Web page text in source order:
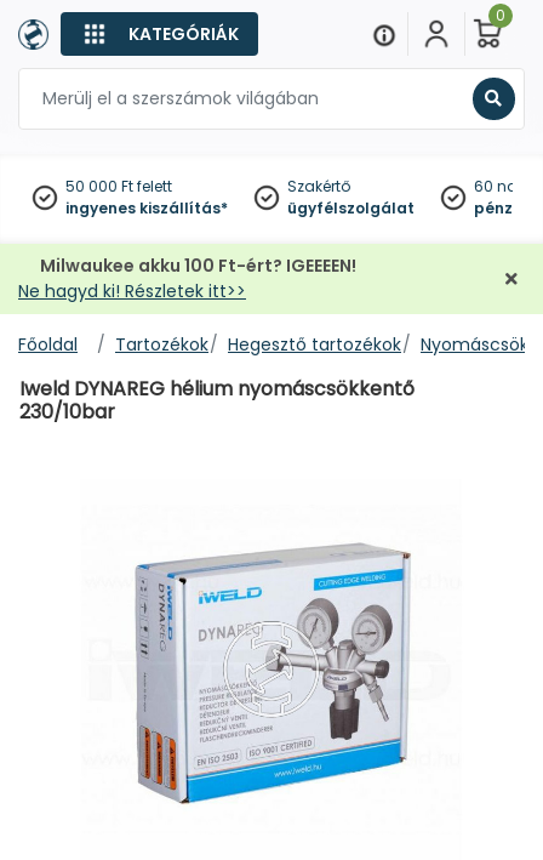
KATEGÓRIÁK
0
50 000 Ft felett
ingyenes kiszállítás*
Szakértő
ügyfélszolgálat
60
Milwaukee akku 100 Ft-ért? IGEEEEN!
Ne hagyd ki! Részletek itt>>
Főoldal Tartozékok Hegesztő tartozékok
Iweld DYNAREG hélium nyomáscsökkentő
230/10bar